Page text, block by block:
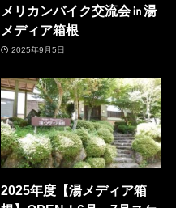
メリカンバイク交流会㏌湯
メディア箱根
2025年9月5日
2025年度【湯メディア箱